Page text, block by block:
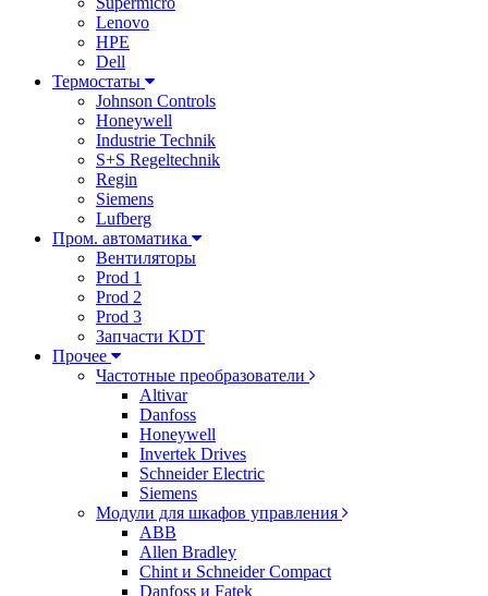
Lenovo
HPE
Dell
Термостаты
Johnson Controls
Honeywell
Industrie Technik
S+S Regeltechnik
Regin
Siemens
Lufberg
Пром. автоматика
Вентиляторы
Prod 1
Prod 2
Prod 3
Запчасти KDT
Прочее
Частотные преобразователи
Altivar
Danfoss
Honeywell
Invertek Drives
Schneider Electric
Siemens
Модули для шкафов управления
ABB
Allen Bradley
Chint и Schneider Compact
Danfoss и Fatek